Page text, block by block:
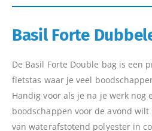
Basil Forte
De Basil Forte Double bag is een
fietstas waar je veel
Handig voor als je na je werk nog
boodschappen voor de avond
van waterafstotend polyester in